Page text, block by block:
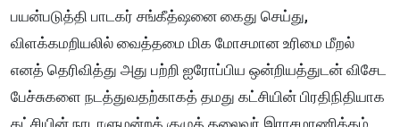
பயன்படுத்தி பாடகர் சங்கீத்ஷனை கைது செய்து,
விளக்கமறியலில் வைத்தமை மிக மோசமான உரிமை மீறல்
எனத் தெரிவித்து அது பற்றி ஐரோப்பிய ஒன்றியத்துடன் விசேட
பேச்சுகளை நடத்துவதற்காகத் தமது கட்சியின் பிரதிநிதியாக